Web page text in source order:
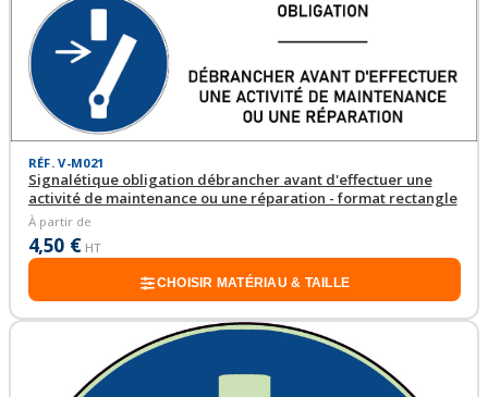
RÉF. V-M021
Signalétique obligation débrancher avant d'effectuer une
activité de maintenance ou une réparation - format rectangle
À partir de
4,50 € HT
CHOISIR MATÉRIAU & TAILLE